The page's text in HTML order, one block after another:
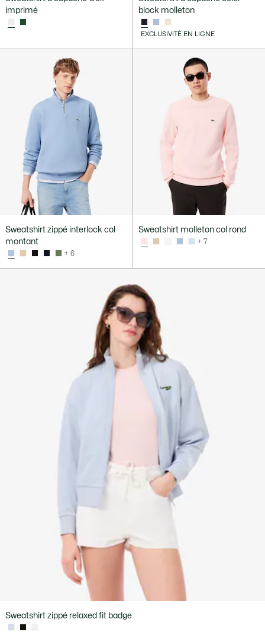
imprimé
block molleton
EXCLUSIVITÉ EN LIGNE
Sweatshirt zippé interlock col
montant
+ 6
Sweatshirt molleton col rond
+ 7
Sweatshirt zippé relaxed fit badge